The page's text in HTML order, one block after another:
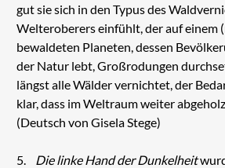
gut sie sich in den Typus des
Welteroberers einfühlt, der auf einem
bewaldeten Planeten, dessen
der Natur lebt, Großrodungen
längst alle Wälder vernichtet, der
klar, dass im Weltraum weiter
(Deutsch von Gisela Stege)
5. Die linke Hand der Dunkelheit